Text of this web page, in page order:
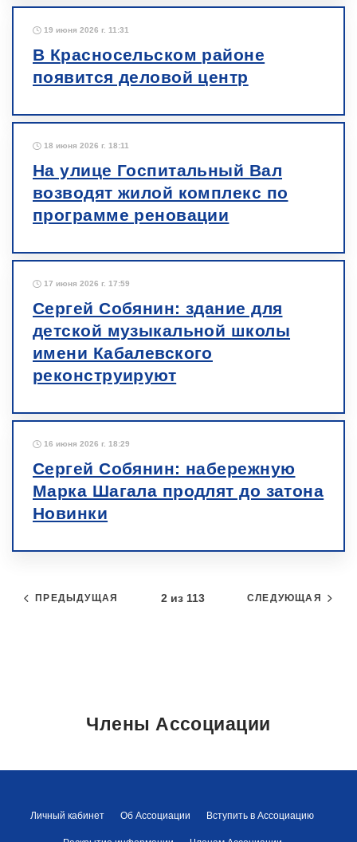
19 июня 2026 г. 11:31
В Красносельском районе
появится деловой центр
18 июня 2026 г. 18:11
На улице Госпитальный Вал
возводят жилой комплекс по
программе реновации
17 июня 2026 г. 17:59
Сергей Собянин: здание для
детской музыкальной школы
имени Кабалевского
реконструируют
16 июня 2026 г. 18:29
Сергей Собянин: набережную
Марка Шагала продлят до затона
Новинки
ПРЕДЫДУЩАЯ 2 из 113 СЛЕДУЮЩАЯ
Члены Ассоциации
Личный кабинет Об Ассоциации Вступить в Ассоциацию